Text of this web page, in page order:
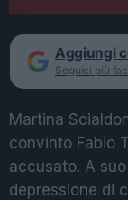
Aggiungi
Seguici più
Martina
convinto Fabio
accusato. A
depressione di